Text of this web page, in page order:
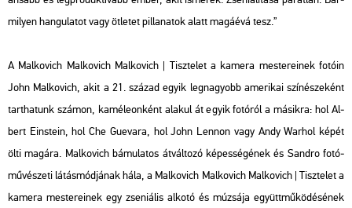
mi­lyen han­gu­la­tot vagy öt­le­tet pil­la­na­tok alatt ma­gá­é­vá tesz.”
A Mal­ko­vich Mal­ko­vich Mal­ko­vich | Tisz­te­let a ka­me­ra mes­te­re­i­nekfo­tó­in
John Mal­ko­vich, akit a 21. szá­zad egyik leg­na­gyobb ame­ri­kai szí­né­sze­ként
tart­ha­tunk szá­mon, ka­mé­le­on­ként ala­kul át egyik fo­tó­ról a má­sik­ra: hol Al­
bert Eins­tein, hol Che Gu­e­va­ra, hol John Len­non vagy Andy War­hol képét
ölti ma­gá­ra. Mal­ko­vich bá­mu­la­tos át­vál­to­zó ké­pes­sé­gé­nek és Sand­ro fo­tó­
mű­vé­sze­ti lá­tás­mód­já­nak hála, a Mal­ko­vich Mal­ko­vich Mal­ko­vich | Tisz­te­let a
ka­me­ra mes­te­re­i­nek egy zse­ni­á­lis al­ko­tó és mú­zsá­ja együtt­mű­kö­dé­sé­nek